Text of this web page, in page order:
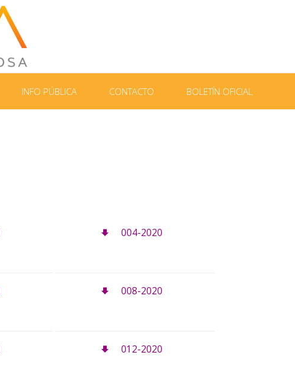
INFO PÚBLICA CONTACTO BOLETÍN OFICIAL
004-2020
008-2020
012-2020